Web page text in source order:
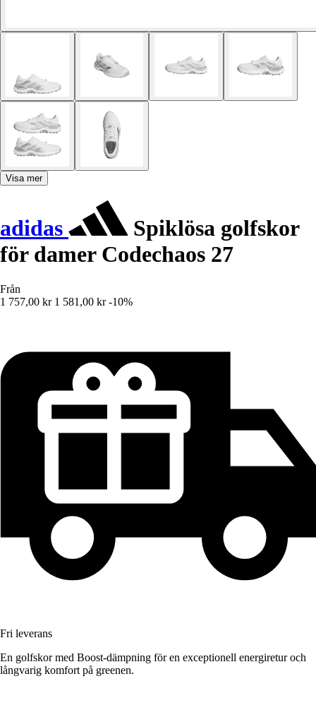
Visa mer
adidas
Spiklösa golfskor
för damer Codechaos 27
Från
1 757,00 kr 1 581,00 kr -10%
Fri leverans
En golfskor med Boost-dämpning för en exceptionell energiretur och
långvarig komfort på greenen.